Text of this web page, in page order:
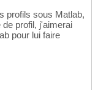
profils sous Matlab,
profil, j'aimerai
pour lui faire